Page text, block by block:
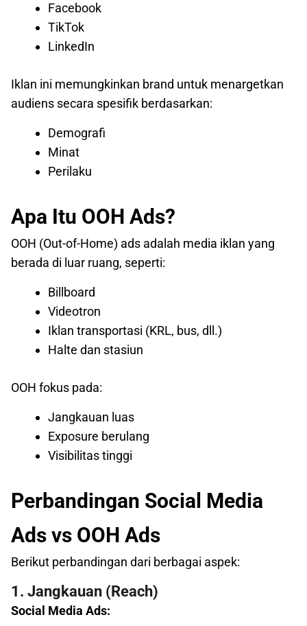
Facebook
TikTok
LinkedIn
Iklan ini memungkinkan brand untuk menargetkan
audiens secara spesifik berdasarkan:
Demografi
Minat
Perilaku
Apa Itu OOH Ads?
OOH (Out-of-Home) ads adalah media iklan yang
berada di luar ruang, seperti:
Billboard
Videotron
Iklan transportasi (KRL, bus, dll.)
Halte dan stasiun
OOH fokus pada:
Jangkauan luas
Exposure berulang
Visibilitas tinggi
Perbandingan Social Media
Ads vs OOH Ads
Berikut perbandingan dari berbagai aspek:
1. Jangkauan (Reach)
Social Media Ads: